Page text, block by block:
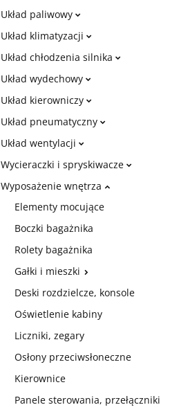
Układ paliwowy
Układ klimatyzacji
Układ chłodzenia silnika
Układ wydechowy
Układ kierowniczy
Układ pneumatyczny
Układ wentylacji
Wycieraczki i spryskiwacze
Wyposażenie wnętrza
Elementy mocujące
Boczki bagażnika
Rolety bagażnika
Gałki i mieszki
Deski rozdzielcze, konsole
Oświetlenie kabiny
Liczniki, zegary
Osłony przeciwsłoneczne
Kierownice
Panele sterowania, przełączniki